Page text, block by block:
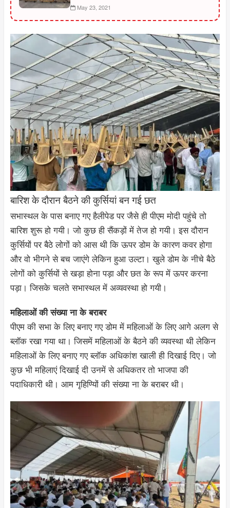
May 23, 2021
बारिश के दौरान बैठने की कुर्सियां बन गई छत
सभास्थल के पास बनाए गए हैलीपेड पर जैसे ही पीएम मोदी पहुंचे तो
बारिश शुरू हो गयी। जो कुछ ही सैंकड़ों में तेज हो गयी। इस दौरान
कुर्सियों पर बैठे लोगों को आस थी कि ऊपर डोम के कारण कवर होगा
और वो भीगने से बच जाएंगे लेकिन हुआ उल्टा। खुले डोम के नीचे बैठे
लोगों को कुर्सियों से खड़ा होना पड़ा और छत के रूप में ऊपर करना
पड़ा। जिसके चलते सभास्थल में अव्यवस्था हो गयी।
महिलाओं की संख्या ना के बराबर
पीएम की सभा के लिए बनाए गए डोम में महिलाओं के लिए आगे अलग से
ब्लॉक रखा गया था। जिसमें महिलाओं के बैठने की व्यवस्था थी लेकिन
महिलाओं के लिए बनाए गए ब्लॉक अधिकांश खाली ही दिखाई दिए। जो
कुछ भी महिलाएं दिखाई दी उनमें से अधिकतर तो भाजपा की
पदाधिकारी थी। आम गृहिण्यिों की संख्या ना के बराबर थी।